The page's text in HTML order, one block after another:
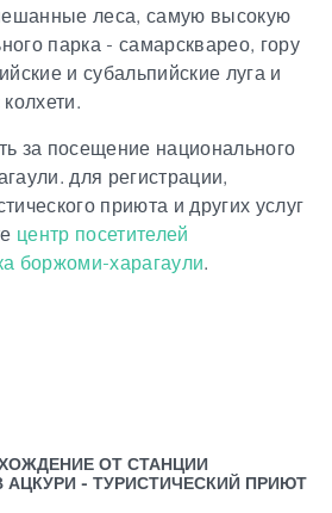
леса, самую высокую
парка - самарскварео, гору
и субальпийские луга и
за посещение национального
для регистрации,
приюта и других услуг
центр посетителей
боржоми-харагаули.
ОТ СТАНЦИИ
АЦКУРИ - ТУРИСТИЧЕСКИЙ ПРИЮТ